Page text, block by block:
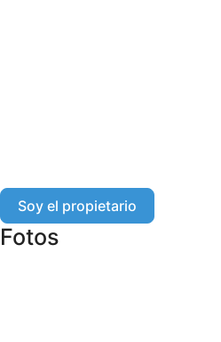
Soy el propietario
Fotos